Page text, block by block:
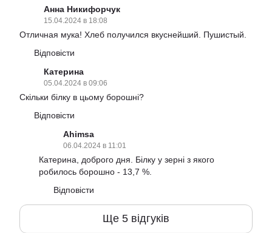
Анна Никифорчук
15.04.2024 в 18:08
Отличная мука! Хлеб получился вкуснейший. Пушистый.
Відповісти
Катерина
05.04.2024 в 09:06
Скільки білку в цьому борошні?
Відповісти
Ahimsa
06.04.2024 в 11:01
Катерина, доброго дня. Білку у зерні з якого
робилось борошно - 13,7 %.
Відповісти
Ще 5 відгуків